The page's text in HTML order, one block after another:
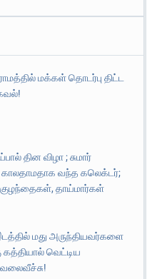
மக்கள் தொடர்பு திட்ட
தின விழா ; சுமார்
வந்த கலெக்டர்;
தாய்மார்கள்
மது அருந்தியவர்களை
கத்தியால் வெட்டிய